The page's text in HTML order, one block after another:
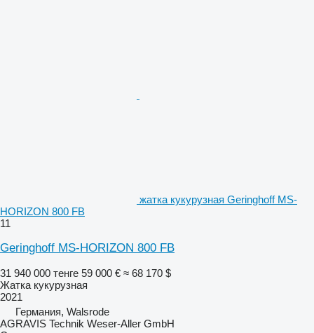
жатка кукурузная Geringhoff MS-
HORIZON 800 FB
11
Geringhoff MS-HORIZON 800 FB
31 940 000 тенге 59 000 € ≈ 68 170 $
Жатка кукурузная
2021
Германия, Walsrode
AGRAVIS Technik Weser-Aller GmbH